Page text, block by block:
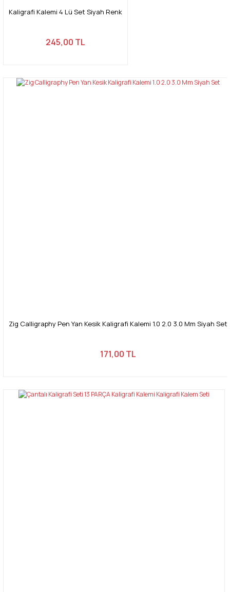
Kaligrafi Kalemi 4 Lü Set Siyah Renk
245,00 TL
Zig Calligraphy Pen Yan Kesik Kaligrafi Kalemi 1.0 2.0 3.0 Mm Siyah Set
171,00 TL